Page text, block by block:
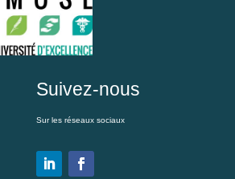
Suivez-nous
Sur les réseaux sociaux